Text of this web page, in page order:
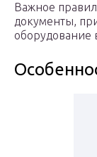
Важное
документы,
оборудование